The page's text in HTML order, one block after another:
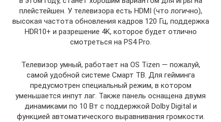
плейстейшен. У телевизора есть HDMI (что логично),
высокая частота обновления кадров 120 Гц, поддержка
HDR10+ и разрешение 4K, которое будет отлично
смотреться на PS4 Pro.
Телевизор умный, работает на OS Tizen — пожалуй,
самой удобной системе Смарт ТВ. Для гейминга
предусмотрен специальный режим, в котором
уменьшается инпут лаг. Также панель оснащена двумя
динамиками по 10 Вт с поддержкой Dolby Digital и
функцией автоматического выравнивания громкости.